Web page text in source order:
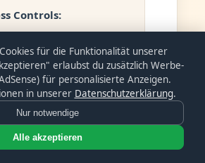
Controls:
to-know Principle
KI-Tool-Zugriffe
Access Reviews
für die Funktionalität unserer
erlaubst du zusätzlich Werbe-
für personalisierte Anzeigen.
in unserer Datenschutzerklärung.
Nur notwendige
Alle akzeptieren